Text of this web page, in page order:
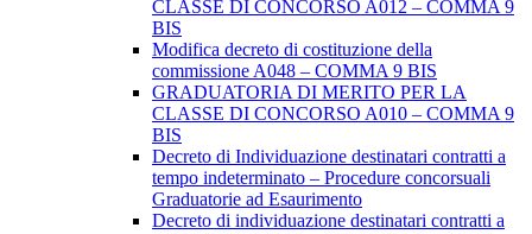
CLASSE DI CONCORSO A012 – COMMA 9
BIS
Modifica decreto di costituzione della
commissione A048 – COMMA 9 BIS
GRADUATORIA DI MERITO PER LA
CLASSE DI CONCORSO A010 – COMMA 9
BIS
Decreto di Individuazione destinatari contratti a
tempo indeterminato – Procedure concorsuali
Graduatorie ad Esaurimento
Decreto di individuazione destinatari contratti a